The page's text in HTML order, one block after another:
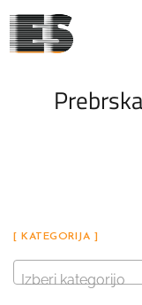
[ KATEGORIJA ]
Izberi kategorijo